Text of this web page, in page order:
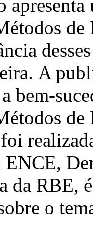
de
A
bem-
ENCE,
da RBE,
o